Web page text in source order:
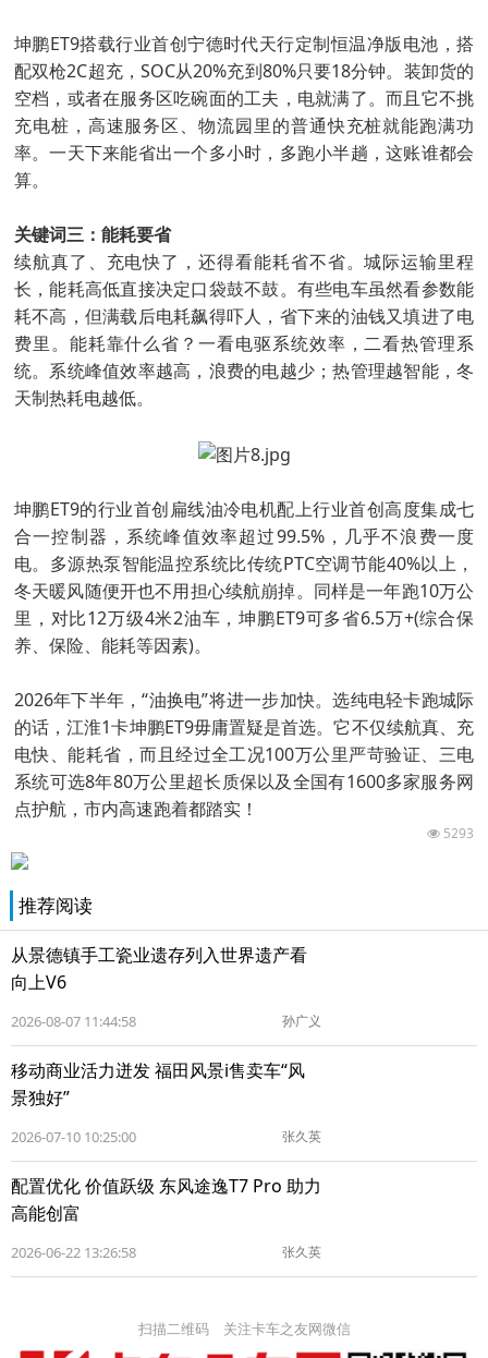
坤鹏ET9搭载行业首创宁德时代天行定制恒温净版电池，搭
配双枪2C超充，SOC从20%充到80%只要18分钟。装卸货的
空档，或者在服务区吃碗面的工夫，电就满了。而且它不挑
充电桩，高速服务区、物流园里的普通快充桩就能跑满功
率。一天下来能省出一个多小时，多跑小半趟，这账谁都会
算。
关键词三：能耗要省
续航真了、充电快了，还得看能耗省不省。城际运输里程
长，能耗高低直接决定口袋鼓不鼓。有些电车虽然看参数能
耗不高，但满载后电耗飙得吓人，省下来的油钱又填进了电
费里。能耗靠什么省？一看电驱系统效率，二看热管理系
统。系统峰值效率越高，浪费的电越少；热管理越智能，冬
天制热耗电越低。
坤鹏ET9的行业首创扁线油冷电机配上行业首创高度集成七
合一控制器，系统峰值效率超过99.5%，几乎不浪费一度
电。多源热泵智能温控系统比传统PTC空调节能40%以上，
冬天暖风随便开也不用担心续航崩掉。同样是一年跑10万公
里，对比12万级4米2油车，坤鹏ET9可多省6.5万+(综合保
养、保险、能耗等因素)。
2026年下半年，“油换电”将进一步加快。选纯电轻卡跑城际
的话，江淮1卡坤鹏ET9毋庸置疑是首选。它不仅续航真、充
电快、能耗省，而且经过全工况100万公里严苛验证、三电
系统可选8年80万公里超长质保以及全国有1600多家服务网
点护航，市内高速跑着都踏实！
5293
推荐阅读
从景德镇手工瓷业遗存列入世界遗产看
向上V6
2026-08-07 11:44:58 孙广义
移动商业活力迸发 福田风景i售卖车“风
景独好”
2026-07-10 10:25:00 张久英
配置优化 价值跃级 东风途逸T7 Pro 助力
高能创富
2026-06-22 13:26:58 张久英
扫描二维码 关注卡车之友网微信